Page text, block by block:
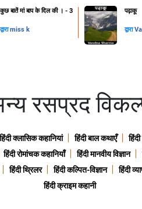
कुछ बातें मां बाप के दिल की । - 3
द्वाराmiss k
पढ़ाकू
द्वारा
रसप्रद
हिंदी क्लासिक कहानियां हिंदी बाल कथाएँ
हिंदी रोमांचक कहानियाँ हिंदी मानवीय विज्ञान
हिंदी थ्रिलर हिंदी कल्पित-विज्ञान हिंदी
हिंदी क्राइम कहानी